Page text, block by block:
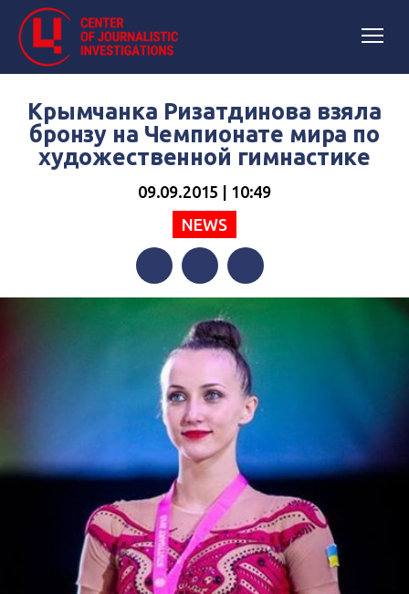
Крымчанка Ризатдинова взяла
бронзу на Чемпионате мира по
художественной гимнастике
09.09.2015 | 10:49
NEWS
FacebookTwitterTelegram